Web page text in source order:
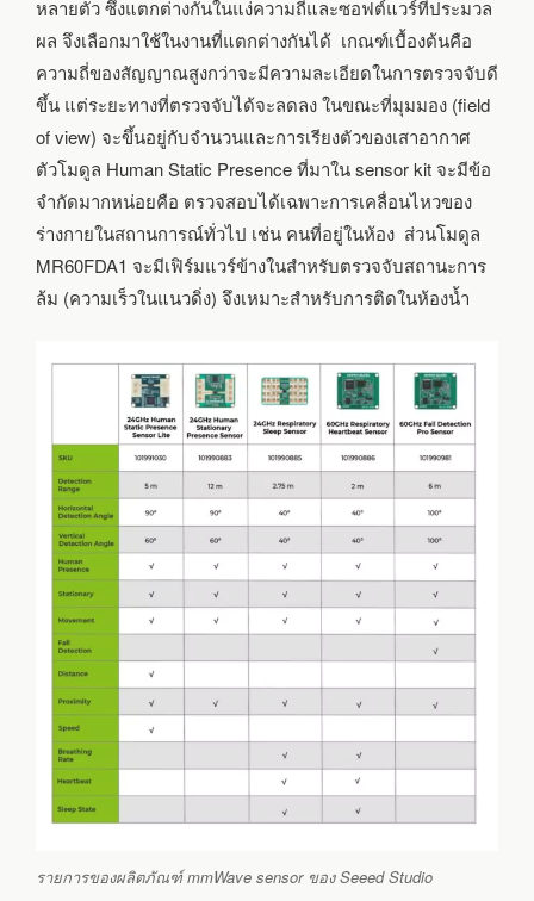
หลายตัว ซึ่งแตกต่างกันในแง่ความถี่และซอฟต์แวร์ที่ประมวล
ผล จึงเลือกมาใช้ในงานที่แตกต่างกันได้ เกณฑ์เบื้องต้นคือ
ความถี่ของสัญญาณสูงกว่าจะมีความละเอียดในการตรวจจับดี
ขึ้น แต่ระยะทางที่ตรวจจับได้จะลดลง ในขณะที่มุมมอง (field
of view) จะขึ้นอยู่กับจำนวนและการเรียงตัวของเสาอากาศ
ตัวโมดูล Human Static Presence ที่มาใน sensor kit จะมีข้อ
จำกัดมากหน่อยคือ ตรวจสอบได้เฉพาะการเคลื่อนไหวของ
ร่างกายในสถานการณ์ทั่วไป เช่น คนที่อยู่ในห้อง ส่วนโมดูล
MR60FDA1 จะมีเฟิร์มแวร์ข้างในสำหรับตรวจจับสถานะการ
ล้ม (ความเร็วในแนวดิ่ง) จึงเหมาะสำหรับการติดในห้องน้ำ
รายการของผลิตภัณฑ์ mmWave sensor ของ Seeed Studio